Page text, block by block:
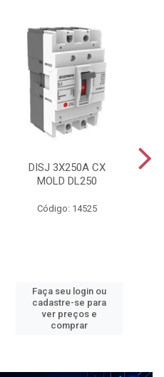
DISJ 3X250A CX
MOLD DL250
Código: 14525
Faça seu login ou
cadastre-se para
ver preços e
comprar